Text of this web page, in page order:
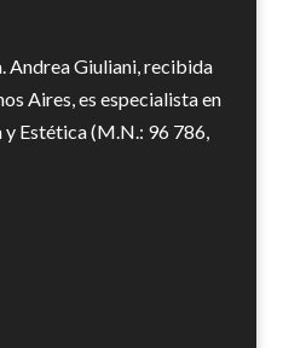
Andrea Giuliani, recibida
Aires, es especialista en
Estética (M.N.: 96 786,